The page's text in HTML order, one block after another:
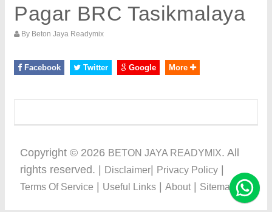
Pagar BRC Tasikmalaya
By Beton Jaya Readymix
Facebook Twitter Google More
Copyright © 2026 BETON JAYA READYMIX. All
rights reserved. |
Disclaimer Privacy Policy
Terms Of Service Useful Links About| Sitemap